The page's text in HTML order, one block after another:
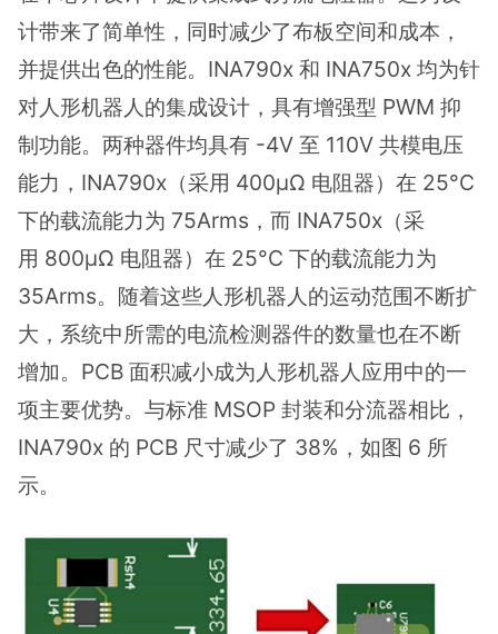
计带来了简单性，同时减少了布板空间和成本，
并提供出色的性能。INA790x 和 INA750x 均为针
对人形机器人的集成设计，具有增强型 PWM 抑
制功能。两种器件均具有 -4V 至 110V 共模电压
能力，INA790x（采用 400μΩ 电阻器）在 25°C
下的载流能力为 75Arms，而 INA750x（采
用 800μΩ 电阻器）在 25°C 下的载流能力为
35Arms。随着这些人形机器人的运动范围不断扩
大，系统中所需的电流检测器件的数量也在不断
增加。PCB 面积减小成为人形机器人应用中的一
项主要优势。与标准 MSOP 封装和分流器相比，
INA790x 的 PCB 尺寸减少了 38%，如图 6 所
示。